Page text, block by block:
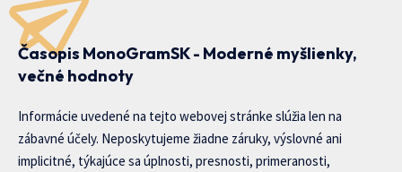
Časopis MonoGramSK - Moderné myšlienky,
večné hodnoty
Informácie uvedené na tejto webovej stránke slúžia len na
zábavné účely. Neposkytujeme žiadne záruky, výslovné ani
implicitné, týkajúce sa úplnosti, presnosti, primeranosti,